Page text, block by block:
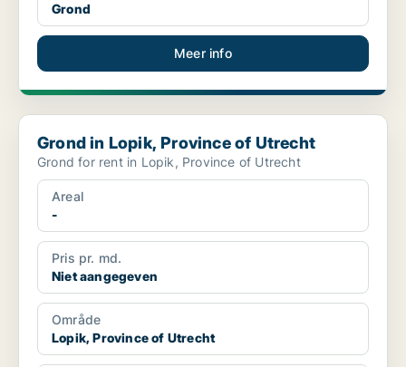
Grond
Meer info
Grond in Lopik, Province of Utrecht
Grond in Lopik, Province of Utrecht
Grond for rent in Lopik, Province of Utrecht
Areal
-
Pris pr. md.
Niet aangegeven
Område
Lopik, Province of Utrecht